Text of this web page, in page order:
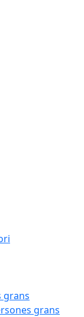
grans
grans